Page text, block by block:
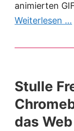
animierten
Weiterlesen …
Stulle
das Web